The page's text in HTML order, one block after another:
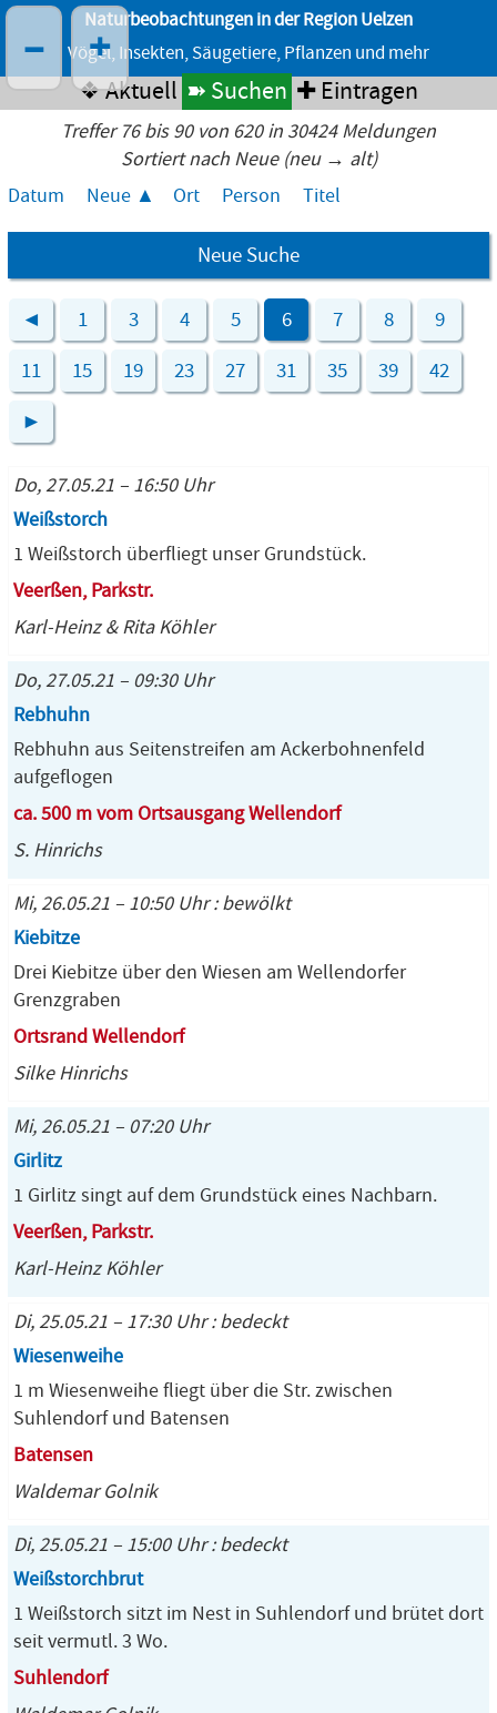
Naturbeobachtungen in der Region Uelzen
Vögel, Insekten, Säugetiere, Pflanzen und mehr
❖ Aktuell ➽ Suchen ✚ Eintragen
Treffer 76 bis 90 von 620 in 30424 Meldungen
Sortiert nach Neue (neu → alt)
Datum
Neue Ort Person Titel
Neue Suche
◄ 1 3 4 5 6 7 8 9
11 15 19 23 27 31 35 39 42
►
Do, 27.05.21 – 16:50 Uhr
Weißstorch
1 Weißstorch überfliegt unser Grundstück.
Veerßen, Parkstr.
Karl-Heinz & Rita Köhler
Do, 27.05.21 – 09:30 Uhr
Rebhuhn
Rebhuhn aus Seitenstreifen am Ackerbohnenfeld
aufgeflogen
ca. 500 m vom Ortsausgang Wellendorf
S. Hinrichs
Mi, 26.05.21 – 10:50 Uhr : bewölkt
Kiebitze
Drei Kiebitze über den Wiesen am Wellendorfer
Grenzgraben
Ortsrand Wellendorf
Silke Hinrichs
Mi, 26.05.21 – 07:20 Uhr
Girlitz
1 Girlitz singt auf dem Grundstück eines Nachbarn.
Veerßen, Parkstr.
Karl-Heinz Köhler
Di, 25.05.21 – 17:30 Uhr : bedeckt
Wiesenweihe
1 m Wiesenweihe fliegt über die Str. zwischen
Suhlendorf und Batensen
Batensen
Waldemar Golnik
Di, 25.05.21 – 15:00 Uhr : bedeckt
Weißstorchbrut
1 Weißstorch sitzt im Nest in Suhlendorf und brütet dort
seit vermutl. 3 Wo.
Suhlendorf
– +